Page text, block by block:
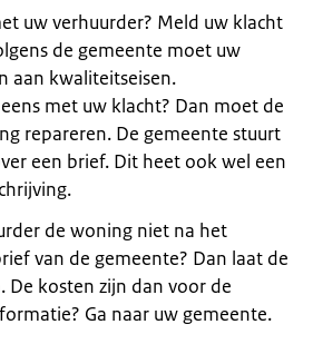
uw verhuurder? Meld uw klacht
de gemeente moet uw
aan kwaliteitseisen.
met uw klacht? Dan moet de
repareren. De gemeente stuurt
een brief. Dit heet ook wel een
de woning niet na het
van de gemeente? Dan laat de
De kosten zijn dan voor de
Ga naar uw gemeente.